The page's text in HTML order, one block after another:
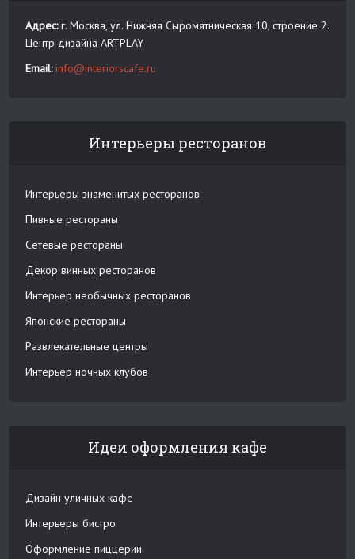
Адрес:г. Москва, ул. Нижняя Сыромятническая 10, строение 2.
Центр дизайна ARTPLAY
Email: info@interiorscafe.ru
Интерьеры ресторанов
Интерьеры знаменитых ресторанов
Пивные рестораны
Сетевые рестораны
Декор винных ресторанов
Интерьер необычных ресторанов
Японские рестораны
Развлекательные центры
Интерьер ночных клубов
Идеи оформления кафе
Дизайн уличных кафе
Интерьеры бистро
Оформление пиццерии